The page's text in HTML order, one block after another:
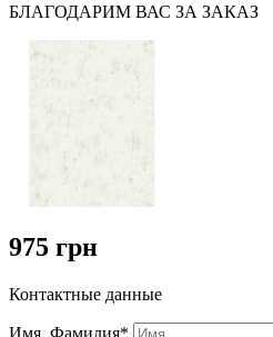
БЛАГОДАРИМ ВАС ЗА ЗАКАЗ
975 грн
Контактные данные